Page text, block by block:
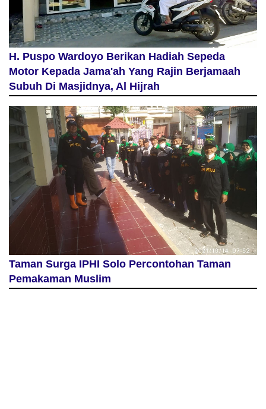
H. Puspo Wardoyo Berikan Hadiah Sepeda
Motor Kepada Jama'ah Yang Rajin Berjamaah
Subuh Di Masjidnya, Al Hijrah
Taman Surga IPHI Solo Percontohan Taman
Pemakaman Muslim